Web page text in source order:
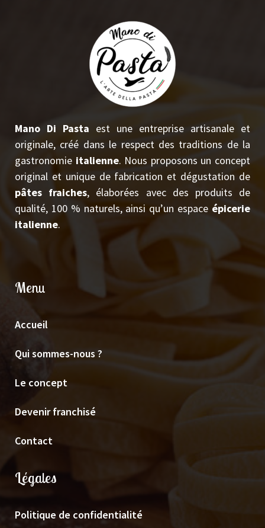
Mano Di Pasta est une entreprise artisanale et
originale, créé dans le respect des traditions de la
gastronomie italienne. Nous proposons un concept
original et unique de fabrication et dégustation de
pâtes fraiches, élaborées avec des produits de
qualité, 100 % naturels, ainsi qu’un espace épicerie
italienne.
Menu
Accueil
Qui sommes-nous ?
Le concept
Devenir franchisé
Contact
Légales
Politique de confidentialité